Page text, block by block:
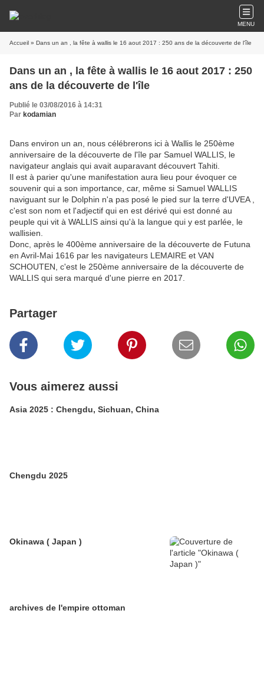
MENU
Accueil » Dans un an , la fête à wallis le 16 aout 2017 : 250 ans de la découverte de l'île
Dans un an , la fête à wallis le 16 aout 2017 : 250
ans de la découverte de l'île
Publié le 03/08/2016 à 14:31
Par kodamian
Dans environ un an, nous célébrerons ici à Wallis le 250ème
anniversaire de la découverte de l'île par Samuel WALLIS, le
navigateur anglais qui avait auparavant découvert Tahiti.
Il est à parier qu'une manifestation aura lieu pour évoquer ce
souvenir qui a son importance, car, même si Samuel WALLIS
naviguant sur le Dolphin n'a pas posé le pied sur la terre d'UVEA ,
c'est son nom et l'adjectif qui en est dérivé qui est donné au
peuple qui vit à WALLIS ainsi qu'à la langue qui y est parlée, le
wallisien.
Donc, après le 400ème anniversaire de la découverte de Futuna
en Avril-Mai 1616 par les navigateurs LEMAIRE et VAN
SCHOUTEN, c'est le 250ème anniversaire de la découverte de
WALLIS qui sera marqué d'une pierre en 2017.
Partager
Vous aimerez aussi
Asia 2025 : Chengdu, Sichuan, China
Chengdu 2025
Okinawa ( Japan )
archives de l'empire ottoman